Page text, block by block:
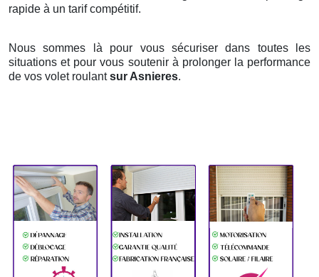
rapide à un tarif compétitif.
Nous sommes là pour vous sécuriser dans toutes les
situations et pour vous soutenir à prolonger la performance
de vos volet roulantsur Asnieres.